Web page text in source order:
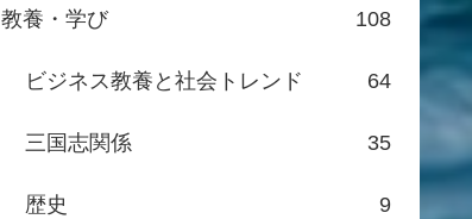
教養・学び 108
ビジネス教養と社会トレンド 64
三国志関係 35
歴史 9